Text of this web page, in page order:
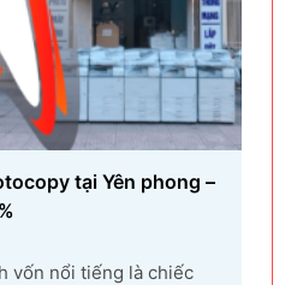
tại Yên phong –
vốn nổi tiếng là chiếc